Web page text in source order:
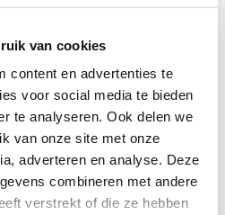
van cookies
content en advertenties te
voor social media te bieden
te analyseren. Ook delen we
van onze site met onze
adverteren en analyse. Deze
combineren met andere
verstrekt of die ze hebben